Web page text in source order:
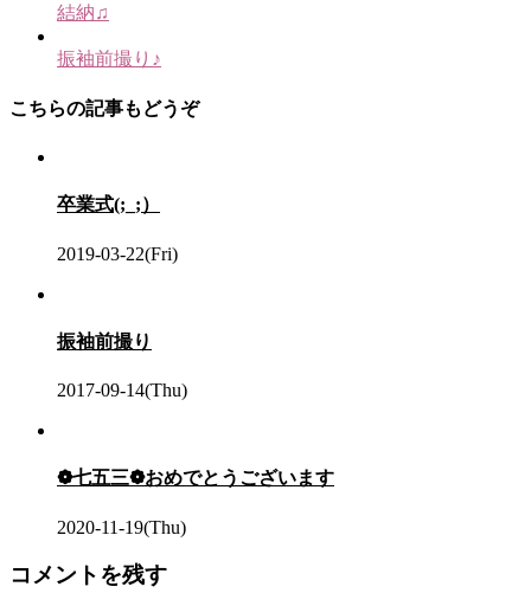
結納♫
振袖前撮り♪
こちらの記事もどうぞ
卒業式(;_;）
2019-03-22(Fri)
振袖前撮り
2017-09-14(Thu)
❁七五三❁おめでとうございます
2020-11-19(Thu)
コメントを残す